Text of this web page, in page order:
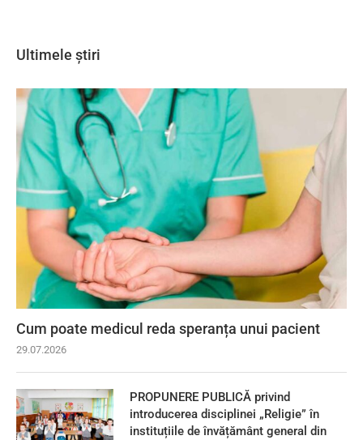
Ultimele știri
Cum poate medicul reda speranța unui pacient
29.07.2026
PROPUNERE PUBLICĂ privind
introducerea disciplinei „Religie” în
instituțiile de învățământ general din